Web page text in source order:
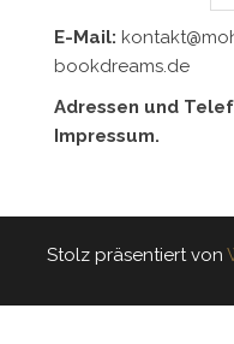
E-Mail:
bookdreams.de
Adressen und
Impressum.
Stolz präsentiert von